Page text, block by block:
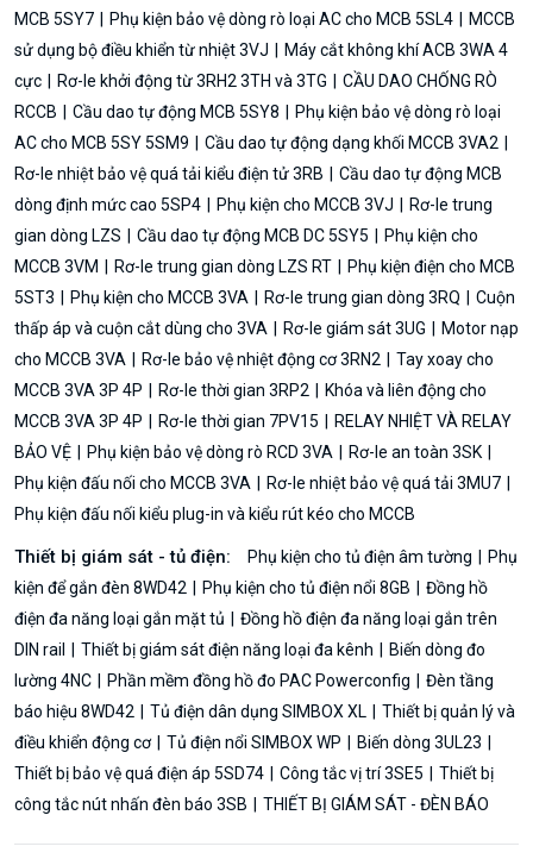
MCB 5SY7
Phụ kiện bảo vệ dòng rò loại AC cho MCB 5SL4
MCCB
sử dụng bộ điều khiển từ nhiệt 3VJ
Máy cắt không khí ACB 3WA 4
cực
Rơ-le khởi động từ 3RH2 3TH và 3TG
CẦU DAO CHỐNG RÒ
RCCB
Cầu dao tự động MCB 5SY8
Phụ kiện bảo vệ dòng rò loại
AC cho MCB 5SY 5SM9
Cầu dao tự động dạng khối MCCB 3VA2
Rơ-le nhiệt bảo vệ quá tải kiểu điện tử 3RB
Cầu dao tự động MCB
dòng định mức cao 5SP4
Phụ kiện cho MCCB 3VJ
Rơ-le trung
gian dòng LZS
Cầu dao tự động MCB DC 5SY5
Phụ kiện cho
MCCB 3VM
Rơ-le trung gian dòng LZS RT
Phụ kiện điện cho MCB
5ST3
Phụ kiện cho MCCB 3VA Rơ-le trung gian dòng 3RQ
Cuộn
thấp áp và cuộn cắt dùng cho 3VA
Rơ-le giám sát 3UG
Motor nạp
cho MCCB 3VA
Rơ-le bảo vệ nhiệt động cơ 3RN2
Tay xoay cho
MCCB 3VA 3P 4P
Rơ-le thời gian 3RP2
Khóa và liên động cho
MCCB 3VA 3P 4P
Rơ-le thời gian 7PV15
RELAY NHIỆT VÀ RELAY
BẢO VỆ
Phụ kiện bảo vệ dòng rò RCD 3VA
Rơ-le an toàn 3SK
Phụ kiện đấu nối cho MCCB 3VA
Rơ-le nhiệt bảo vệ quá tải 3MU7
Phụ kiện đấu nối kiểu plug-in và kiểu rút kéo cho MCCB
Thiết bị giám sát - tủ điện: Phụ kiện cho tủ điện âm tường
Phụ
kiện để gắn đèn 8WD42
Phụ kiện cho tủ điện nổi 8GB
Đồng hồ
điện đa năng loại gắn mặt tủ
Đồng hồ điện đa năng loại gắn trên
DIN rail
Thiết bị giám sát điện năng loại đa kênh
Biến dòng đo
lường 4NC
Phần mềm đồng hồ đo PAC Powerconfig
Đèn tầng
báo hiệu 8WD42
Tủ điện dân dụng SIMBOX XL
Thiết bị quản lý và
điều khiển động cơ
Tủ điện nổi SIMBOX WP
Biến dòng 3UL23
Thiết bị bảo vệ quá điện áp 5SD74
Công tắc vị trí 3SE5
Thiết bị
công tắc nút nhấn đèn báo 3SB
THIẾT BỊ GIÁM SÁT - ĐÈN BÁO